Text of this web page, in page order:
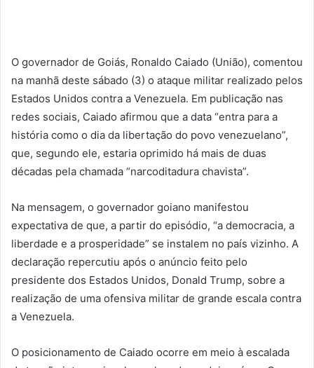
O governador de Goiás, Ronaldo Caiado (União), comentou
na manhã deste sábado (3) o ataque militar realizado pelos
Estados Unidos contra a Venezuela. Em publicação nas
redes sociais, Caiado afirmou que a data “entra para a
história como o dia da libertação do povo venezuelano”,
que, segundo ele, estaria oprimido há mais de duas
décadas pela chamada “narcoditadura chavista”.
Na mensagem, o governador goiano manifestou
expectativa de que, a partir do episódio, “a democracia, a
liberdade e a prosperidade” se instalem no país vizinho. A
declaração repercutiu após o anúncio feito pelo
presidente dos Estados Unidos, Donald Trump, sobre a
realização de uma ofensiva militar de grande escala contra
a Venezuela.
O posicionamento de Caiado ocorre em meio à escalada